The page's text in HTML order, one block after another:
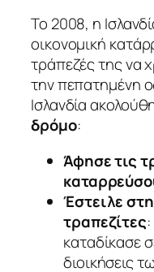
Το 2008, η
οικονομική
τράπεζές της να
την πεπατημένη
Ισλανδία
δρόμο:
Άφησε τις
Έστειλε
τραπεζίτες
καταδίκασε
διοικήσεις